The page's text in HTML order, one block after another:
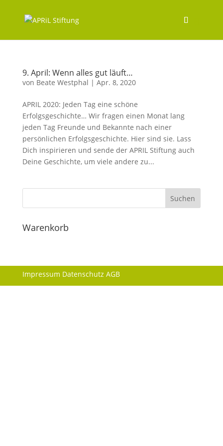
9. April: Wenn alles gut läuft…
von Beate Westphal | Apr. 8, 2020
APRIL 2020: Jeden Tag eine schöne
Erfolgsgeschichte… Wir fragen einen Monat lang
jeden Tag Freunde und Bekannte nach einer
persönlichen Erfolgsgeschichte. Hier sind sie. Lass
Dich inspirieren und sende der APRIL Stiftung auch
Deine Geschichte, um viele andere zu...
Warenkorb
Impressum Datenschutz AGB